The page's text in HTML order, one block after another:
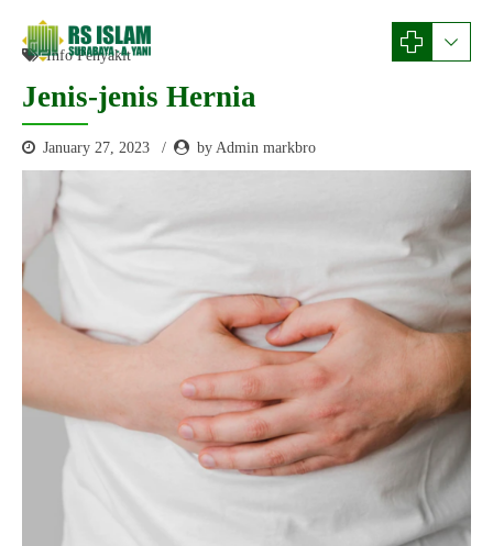
Info Penyakit
Jenis-jenis Hernia
January 27, 2023 by Admin markbro